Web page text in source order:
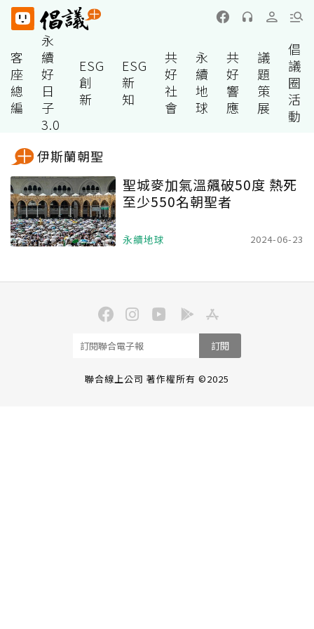
客
座
總
編
永
續
好
日
子
3.0
ESG
創
新
ESG
新
知
共
好
社
會
永
續
地
球
共
好
響
應
議
題
策
展
倡
議
圈
活
動
伊斯蘭朝聖
聖城麥加氣溫飆破50度 熱死
至少550名朝聖者
永續地球 2024-06-23
訂閱
聯合線上公司 著作權所有 ©2025